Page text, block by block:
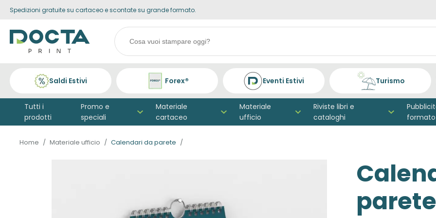
Skip to
Spedizioni gratuite su cartaceo e scontate su grande formato.
Search
products
Saldi Estivi Forex® Eventi Estivi Turismo
Tutti i
prodotti
Promo e
speciali
Materiale
cartaceo
Materiale
ufficio
Riviste libri e
cataloghi
formato
Home Materiale ufficio Calendari da parete
parete